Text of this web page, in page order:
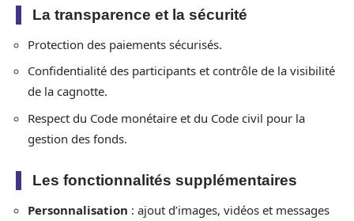
La transparence et la sécurité
Protection des paiements sécurisés.
Confidentialité des participants et contrôle de la visibilité
de la cagnotte.
Respect du Code monétaire et du Code civil pour la
gestion des fonds.
Les fonctionnalités supplémentaires
Personnalisation : ajout d’images, vidéos et messages